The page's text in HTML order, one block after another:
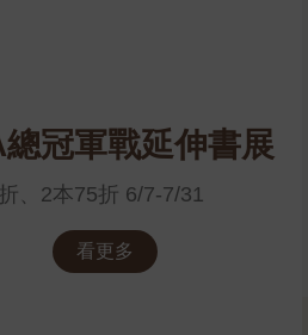
冠軍戰延伸書展
、2本75折 6/7-7/31
看更多